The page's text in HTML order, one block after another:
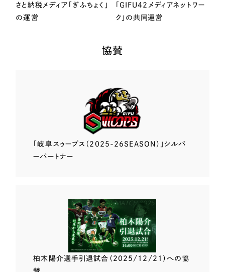
さと納税メディア「ぎふちょく」
の運営
「GIFU42メディアネットワー
ク」の共同運営
協賛
「岐阜スゥープス （2025-26SEASON）」 シルバ
ーパートナー
柏木陽介選手引退試合（2025/12/21）への協